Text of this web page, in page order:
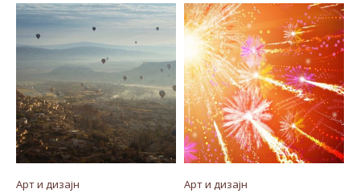
Арт и дизајн Арт и дизајн